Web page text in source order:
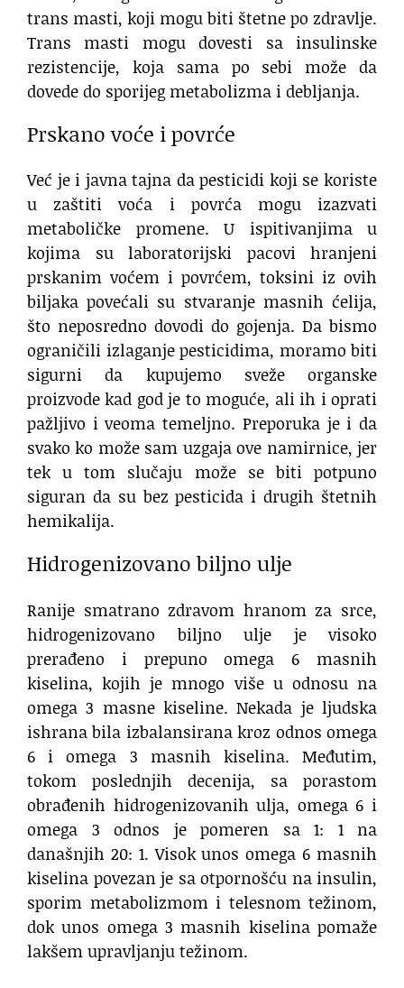
trans masti, koji mogu biti štetne po zdravlje.
Trans masti mogu dovesti sa insulinske
rezistencije, koja sama po sebi može da
dovede do sporijeg metabolizma i debljanja.
Prskano voće i povrće
Već je i javna tajna da pesticidi koji se koriste
u zaštiti voća i povrća mogu izazvati
metaboličke promene. U ispitivanjima u
kojima su laboratorijski pacovi hranjeni
prskanim voćem i povrćem, toksini iz ovih
biljaka povećali su stvaranje masnih ćelija,
što neposredno dovodi do gojenja. Da bismo
ograničili izlaganje pesticidima, moramo biti
sigurni da kupujemo sveže organske
proizvode kad god je to moguće, ali ih i oprati
pažljivo i veoma temeljno. Preporuka je i da
svako ko može sam uzgaja ove namirnice, jer
tek u tom slučaju može se biti potpuno
siguran da su bez pesticida i drugih štetnih
hemikalija.
Hidrogenizovano biljno ulje
Ranije smatrano zdravom hranom za srce,
hidrogenizovano biljno ulje je visoko
prerađeno i prepuno omega 6 masnih
kiselina, kojih je mnogo više u odnosu na
omega 3 masne kiseline. Nekada je ljudska
ishrana bila izbalansirana kroz odnos omega
6 i omega 3 masnih kiselina. Međutim,
tokom poslednjih decenija, sa porastom
obrađenih hidrogenizovanih ulja, omega 6 i
omega 3 odnos je pomeren sa 1: 1 na
današnjih 20: 1. Visok unos omega 6 masnih
kiselina povezan je sa otpornošću na insulin,
sporim metabolizmom i telesnom težinom,
dok unos omega 3 masnih kiselina pomaže
lakšem upravljanju težinom.